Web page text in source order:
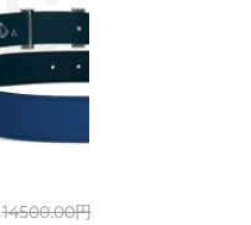
14500.00円